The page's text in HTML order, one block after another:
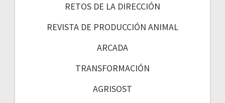
RETOS DE LA DIRECCIÓN
REVISTA DE PRODUCCIÓN ANIMAL
ARCADA
TRANSFORMACIÓN
AGRISOST